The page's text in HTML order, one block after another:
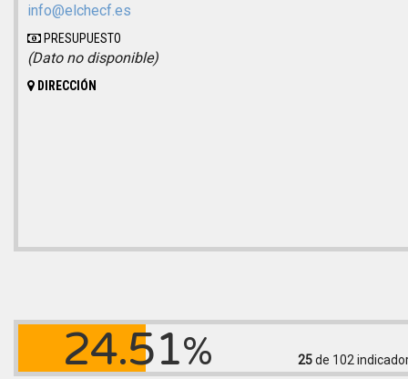
info@elchecf.es
PRESUPUESTO
(Dato no disponible)
DIRECCIÓN
24.51% 25de 102